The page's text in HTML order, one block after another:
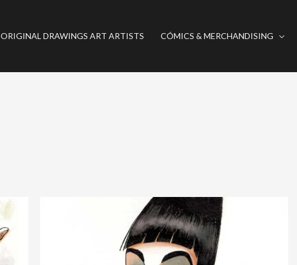
ORIGINAL DRAWINGS ART ARTISTS CÓMICS & MERCHANDISING